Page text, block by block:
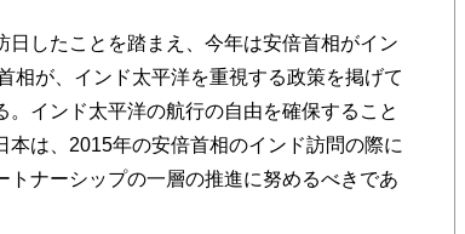
したことを踏まえ、今年は安倍首相がイン
相が、インド太平洋を重視する政策を掲げて
インド太平洋の航行の自由を確保すること
は、2015年の安倍首相のインド訪問の際に
ナーシップの一層の推進に努めるべきであ